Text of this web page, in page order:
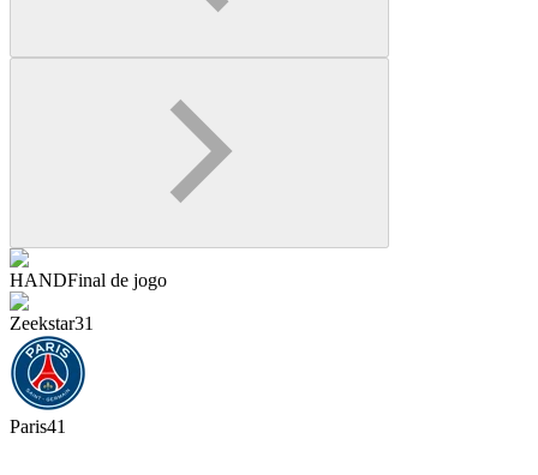
HANDFinal de jogo
Zeekstar31
Paris41